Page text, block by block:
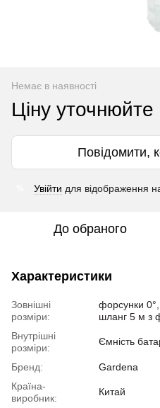
Немає в наявності
Ціну уточнюйте
Повідомити,
Увійти для відображення
До обраного
Характеристики
Зовнішні
розміри:
форсунки
шланг 5 м з
Внутрішні
розміри:
Ємність
Бренд:
Gardena
Країна-
виробник:
Китай